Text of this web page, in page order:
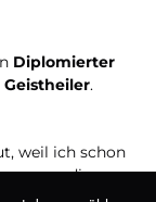
Diplomierter
.
weil ich schon
um die
in Bezug auf